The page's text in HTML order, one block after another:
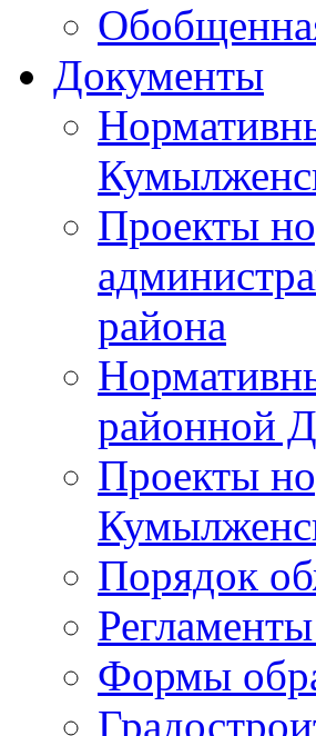
Документы
Проекты
района
районной
Проекты
Порядок
Формы